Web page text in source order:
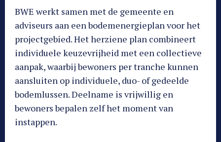
BWE werkt samen met de gemeente en
adviseurs aan een bodemenergieplan voor het
projectgebied. Het herziene plan combineert
individuele keuzevrijheid met een collectieve
aanpak, waarbij bewoners per tranche kunnen
aansluiten op individuele, duo- of gedeelde
bodemlussen. Deelname is vrijwillig en
bewoners bepalen zelf het moment van
instappen.